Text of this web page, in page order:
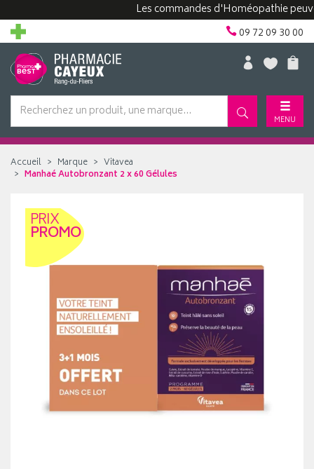
Les commandes d'Homéopathie peuvent
09 72 09 30 00
MENU
Accueil Marque
Vitavea
Manhaé Autobronzant 2 x 60 Gélules
PRIX
PROMO